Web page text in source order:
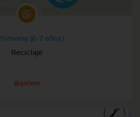
(6-7 años)
Reciclaje
@galiest